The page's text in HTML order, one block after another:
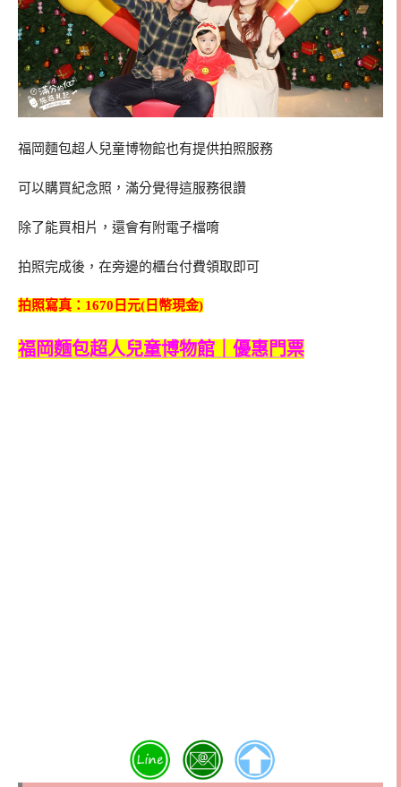
福岡麵包超人兒童博物館也有提供拍照服務
可以購買紀念照，滿分覺得這服務很讚
除了能買相片，還會有附電子檔唷
拍照完成後，在旁邊的櫃台付費領取即可
拍照寫真：1670日元(日幣現金)
福岡麵包超人兒童博物館｜優惠門票